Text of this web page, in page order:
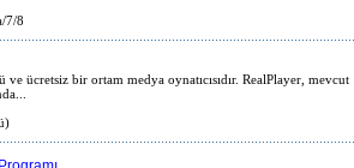
7/8
ücretsiz bir ortam medya oynatıcısıdır. RealPlayer, mevcut